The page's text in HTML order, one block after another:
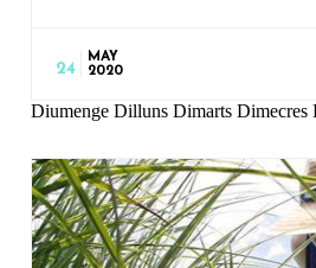
24
MAY
2020
Diumenge Dilluns Dimarts Dimecres